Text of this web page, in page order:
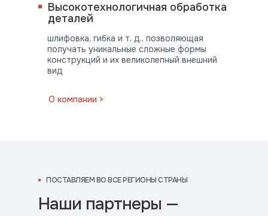
шлифовка, гибка и т. д., позволяющая
получать уникальные сложные формы
конструкций и их великолепный внешний
вид
О компании >
Высокотехнологичная обработка
деталей
Наши партнеры —
ВО ВСЕ РЕГИОНЫ СТРАНЫ
ПОСТАВЛЯЕМ ВО ВСЕ РЕГИОНЫ СТРАНЫ